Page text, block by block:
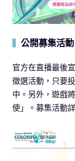
公開募集活動
官方在直播最後
徵選活動，只要
中。另外，遊戲
使」。募集活動